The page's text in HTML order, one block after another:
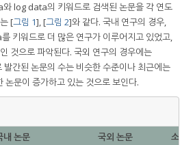
log data의 키워드로 검색된 논문을 각 연도
[그림 1], [그림 2]와 같다. 국내 연구의 경우,
키워드로 더 많은 연구가 이루어지고 있었고,
것으로 파악된다. 국외 연구의 경우에는
간된 논문의 수는 비슷한 수준이나 최근에는
문이 증가하고 있는 것으로 보인다.
내 논문 국외 논문
소